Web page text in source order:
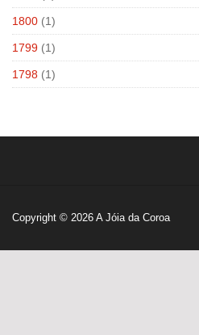
1800 (1)
1799 (1)
1798 (1)
Copyright © 2026 A Jóia da Coroa